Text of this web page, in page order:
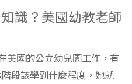
識？美國幼教老師
美國的公立幼兒園工作，有
段該學到什麼程度，她就